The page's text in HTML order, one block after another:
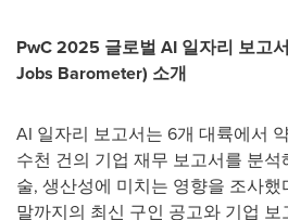
PwC 2025 글로벌 AI 일자리 보고
Jobs Barometer) 소개
AI 일자리 보고서는 6개 대륙에서
수천 건의 기업 재무 보고서를 분
술, 생산성에 미치는 영향을 조사
말까지의 최신 구인 공고와 기업